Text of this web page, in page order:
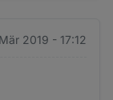
2019 - 17:12